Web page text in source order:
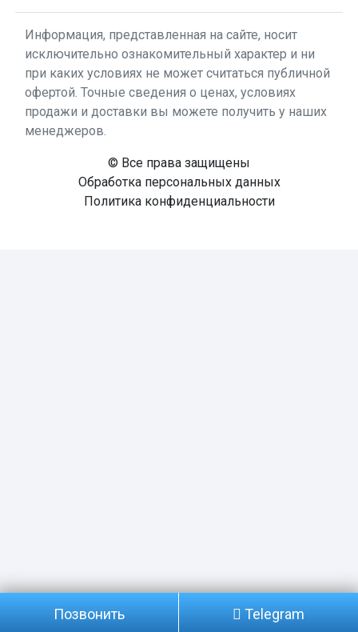
Информация, представленная на сайте, носит
исключительно ознакомительный характер и ни
при каких условиях не может считаться публичной
офертой. Точные сведения о ценах, условиях
продажи и доставки вы можете получить у наших
менеджеров.
© Все права защищены
Обработка персональных данных
Политика конфиденциальности
Позвонить Telegram